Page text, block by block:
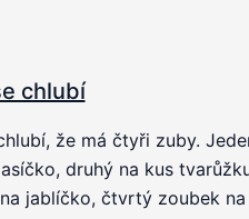
chlubí
že má čtyři zuby.
druhý na kus
jablíčko, čtvrtý zoubek na